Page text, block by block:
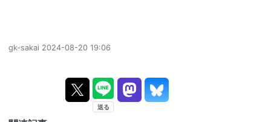
gk-sakai 2024-08-20 19:06